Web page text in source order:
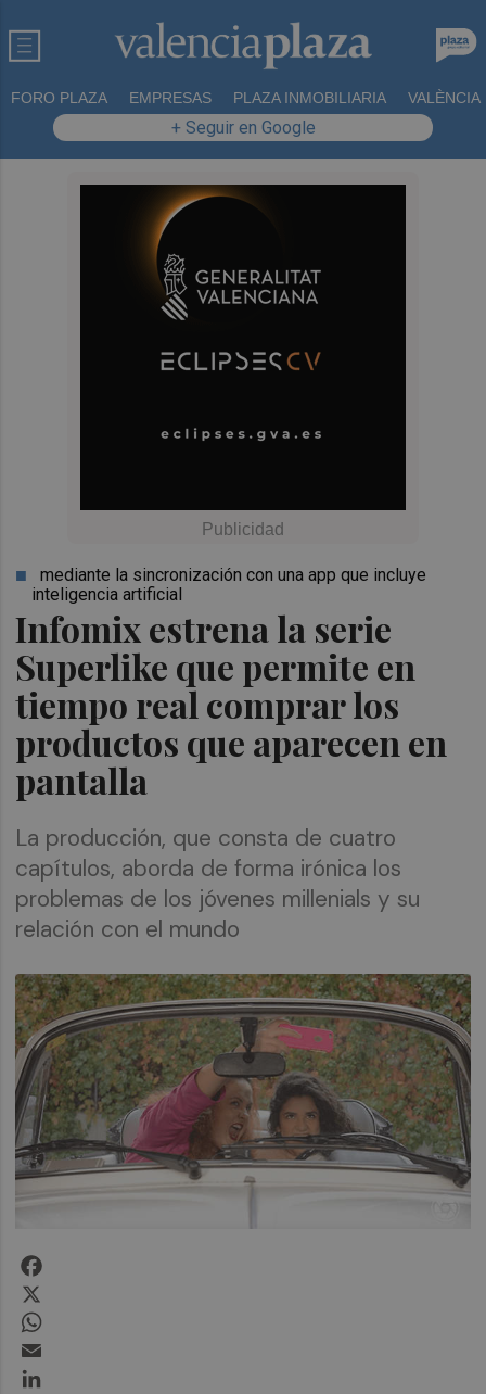
FORO PLAZA EMPRESAS PLAZA INMOBILIARIA VALÈNCIA
+ Seguir en Google
Infomix estrena la serie
Superlike que permite en
tiempo real comprar los
productos que aparecen en
pantalla
mediante la sincronización con una app que incluye
inteligencia artificial
La producción, que consta de cuatro
capítulos, aborda de forma irónica los
problemas de los jóvenes millenials y su
relación con el mundo